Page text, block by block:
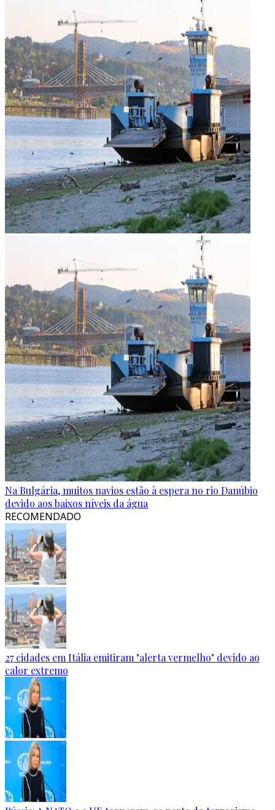
Na Bulgária, muitos navios estão à espera no rio Danúbio
devido aos baixos níveis da água
RECOMENDADO
27 cidades em Itália emitiram "alerta vermelho" devido ao
calor extremo